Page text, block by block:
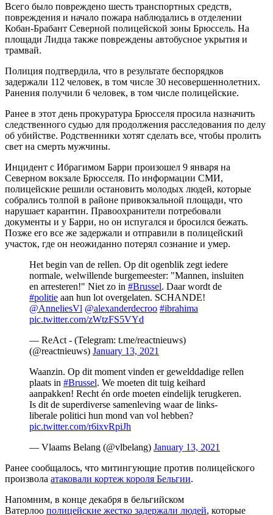
Всего было повреждено шесть транспортных средств,
повреждения и начало пожара наблюдались в отделении
Кобан-Брабант Северной полицейской зоны Брюссель. На
площади Лидца также повреждены автобусное укрытия и
трамвай.
Полиция подтвердила, что в результате беспорядков
задержали 112 человек, в том числе 30 несовершеннолетних.
Ранения получили 6 человек, в том числе полицейские.
Ранее в этот день прокуратура Брюсселя просила назначить
следственного судью для продолжения расследования по делу
об убийстве. Родственники хотят сделать все, чтобы пролить
свет на смерть мужчины.
Инцидент с Ибрагимом Барри произошел 9 января на
Северном вокзале Брюсселя. По информации СМИ,
полицейские решили остановить молодых людей, которые
собрались толпой в районе привокзальной площади, что
нарушает карантин. Правоохранители потребовали
документы и у Барри, но он испугался и бросился бежать.
Позже его все же задержали и отправили в полицейский
участок, где он неожиданно потерял сознание и умер.
Het begin van de rellen. Op dit ogenblik zegt iedere
normale, welwillende burgemeester: "Mannen, insluiten
en arresteren!" Niet zo in #Brussel. Daar wordt de
#politie aan hun lot overgelaten. SCHANDE!
@AnneliesVl @alexanderdecroo #ibrahima
pic.twitter.com/zWtzFS5VYd
— ReAct - (Telegram: t.me/reactnieuws)
(@reactnieuws) January 13, 2021
Waanzin. Op dit moment vinden er gewelddadige rellen
plaats in #Brussel. We moeten dit tuig keihard
aanpakken! Recht én orde moeten eindelijk terugkeren.
Is dit de superdiverse samenleving waar de links-
liberale politici hun mond van vol hebben?
pic.twitter.com/r6ixvRpiJh
— Vlaams Belang (@vlbelang) January 13, 2021
Ранее сообщалось, что митингующие против полицейского
произвола атаковали кортеж короля Бельгии.
Напомним, в конце декабря в бельгийском
Ватерлоо полицейские жестко задержали людей, которые